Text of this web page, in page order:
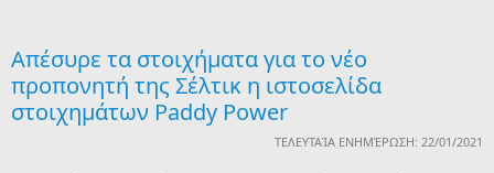
Απέσυρε τα στοιχήματα για το νέο
προπονητή της Σέλτικ η ιστοσελίδα
στοιχημάτων Paddy Power
ΤΕΛΕΥΤΑΊΑ ΕΝΗΜΈΡΩΣΗ: 22/01/2021